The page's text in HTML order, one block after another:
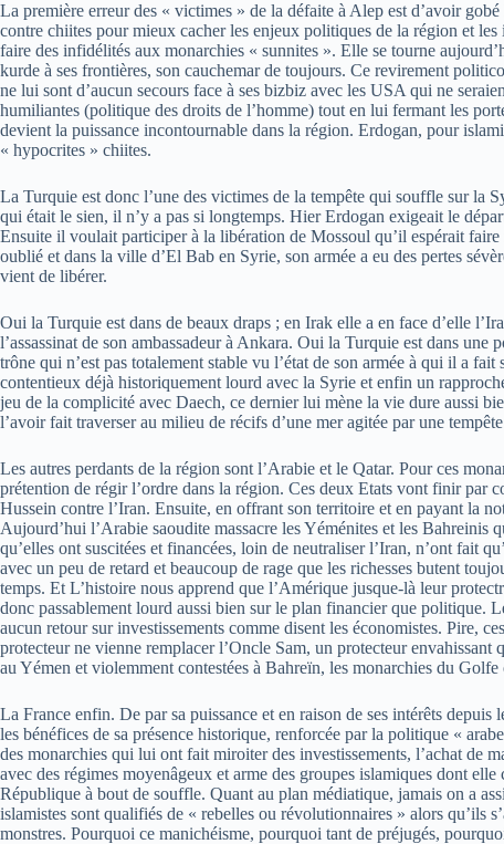
La première erreur des « victimes » de la défaite à Alep est d’avoir
contre chiites pour mieux cacher les enjeux politiques de la région et
faire des infidélités aux monarchies « sunnites ». Elle se tourne
kurde à ses frontières, son cauchemar de toujours. Ce revirement
ne lui sont d’aucun secours face à ses bizbiz avec les USA qui ne
humiliantes (politique des droits de l’homme) tout en lui fermant les
devient la puissance incontournable dans la région. Erdogan, pour
« hypocrites » chiites.
La Turquie est donc l’une des victimes de la tempête qui souffle sur la
qui était le sien, il n’y a pas si longtemps. Hier Erdogan exigeait le
Ensuite il voulait participer à la libération de Mossoul qu’il espérait
oublié et dans la ville d’El Bab en Syrie, son armée a eu des pertes
vient de libérer.
Oui la Turquie est dans de beaux draps ; en Irak elle a en face d’elle
l’assassinat de son ambassadeur à Ankara. Oui la Turquie est dans
trône qui n’est pas totalement stable vu l’état de son armée à qui il a
contentieux déjà historiquement lourd avec la Syrie et enfin un
jeu de la complicité avec Daech, ce dernier lui mène la vie dure aussi
l’avoir fait traverser au milieu de récifs d’une mer agitée par une
Les autres perdants de la région sont l’Arabie et le Qatar. Pour ces
prétention de régir l’ordre dans la région. Ces deux Etats vont finir par
Hussein contre l’Iran. Ensuite, en offrant son territoire et en payant la
Aujourd’hui l’Arabie saoudite massacre les Yéménites et les Bahreinis
qu’elles ont suscitées et financées, loin de neutraliser l’Iran, n’ont fait
avec un peu de retard et beaucoup de rage que les richesses butent
temps. Et L’histoire nous apprend que l’Amérique jusque-là leur
donc passablement lourd aussi bien sur le plan financier que politique.
aucun retour sur investissements comme disent les économistes. Pire,
protecteur ne vienne remplacer l’Oncle Sam, un protecteur
au Yémen et violemment contestées à Bahreïn, les monarchies du
La France enfin. De par sa puissance et en raison de ses intérêts
les bénéfices de sa présence historique, renforcée par la politique «
des monarchies qui lui ont fait miroiter des investissements, l’achat de
avec des régimes moyenâgeux et arme des groupes islamiques dont
République à bout de souffle. Quant au plan médiatique, jamais on a
islamistes sont qualifiés de « rebelles ou révolutionnaires » alors qu’ils
monstres. Pourquoi ce manichéisme, pourquoi tant de préjugés,